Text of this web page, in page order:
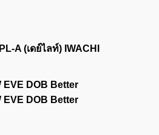
A (เดย์ไลท์) IWACHI